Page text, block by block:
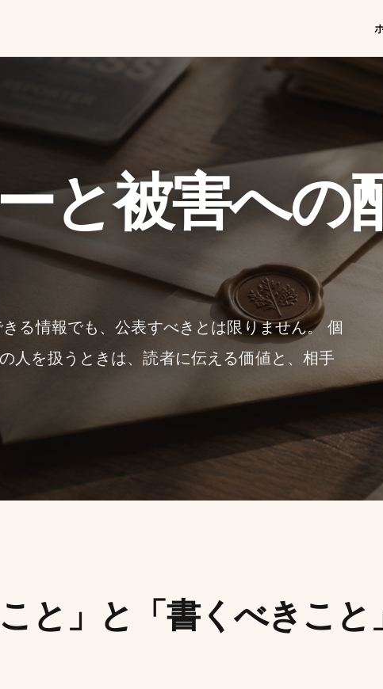
と被害への
る情報でも、公表すべきとは限りません。 個
人を扱うときは、読者に伝える価値と、相手
こと」と「書くべきこと